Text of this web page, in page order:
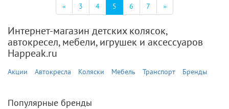
« 3 4 5 (текущая)
6 7 »
Интернет-магазин детских колясок,
автокресел, мебели, игрушек и аксессуаров
Happeak.ru
Акции Автокресла Коляски Мебель Транспорт Бренды
Популярные бренды